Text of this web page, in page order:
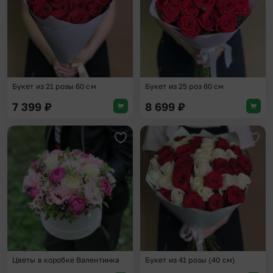
Букет из 21 розы 60 см
7 399 ₽
Букет из 25 роз 60 см
8 699 ₽
Добавить в избранное
Цветы в коробке Валентинка Букет из 41 розы (40 см)